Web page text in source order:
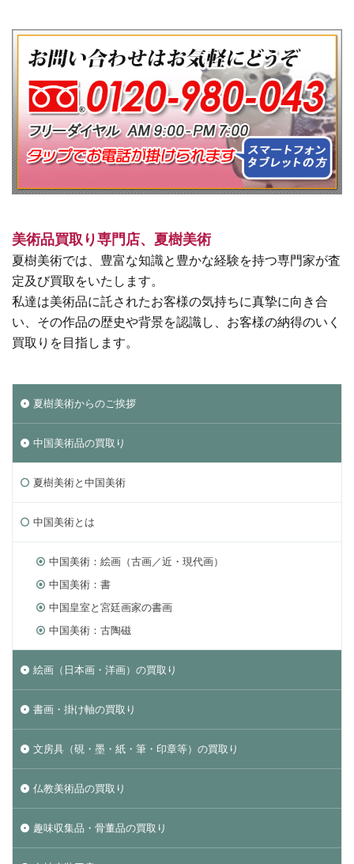
美術品買取り専門店、夏樹美術
夏樹美術では、豊富な知識と豊かな経験を持つ専門家が査
定及び買取をいたします。
私達は美術品に託されたお客様の気持ちに真摯に向き合
い、その作品の歴史や背景を認識し、お客様の納得のいく
買取りを目指します。
夏樹美術からのご挨拶
中国美術品の買取り
夏樹美術と中国美術
中国美術とは
中国美術：絵画（古画／近・現代画）
中国美術：書
中国皇室と宮廷画家の書画
中国美術：古陶磁
絵画（日本画・洋画）の買取り
書画・掛け軸の買取り
文房具（硯・墨・紙・筆・印章等）の買取り
仏教美術品の買取り
趣味収集品・骨董品の買取り